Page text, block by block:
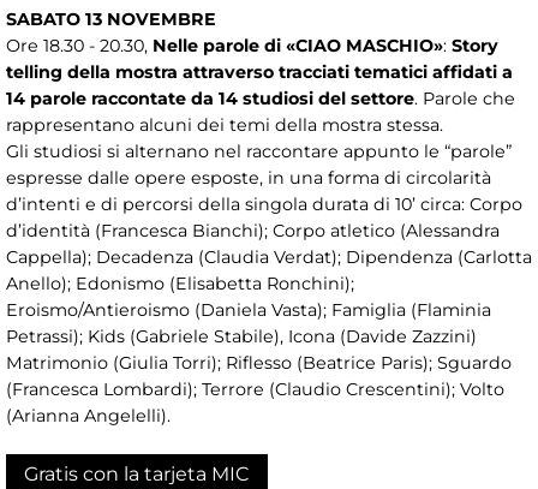
SABATO 13 NOVEMBRE
Ore 18.30 - 20.30, Nelle parole di «CIAO MASCHIO»: Story
telling della mostra attraverso tracciati tematici affidati a
14 parole raccontate da 14 studiosi del settore. Parole che
rappresentano alcuni dei temi della mostra stessa.
Gli studiosi si alternano nel raccontare appunto le “parole”
espresse dalle opere esposte, in una forma di circolarità
d’intenti e di percorsi della singola durata di 10’ circa: Corpo
d’identità (Francesca Bianchi); Corpo atletico (Alessandra
Cappella); Decadenza (Claudia Verdat); Dipendenza (Carlotta
Anello); Edonismo (Elisabetta Ronchini);
Eroismo/Antieroismo (Daniela Vasta); Famiglia (Flaminia
Petrassi); Kids (Gabriele Stabile), Icona (Davide Zazzini)
Matrimonio (Giulia Torri); Riflesso (Beatrice Paris); Sguardo
(Francesca Lombardi); Terrore (Claudio Crescentini); Volto
(Arianna Angelelli).
Gratis con la tarjeta MIC